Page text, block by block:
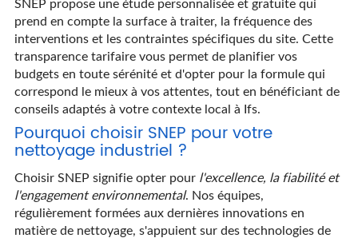
prend en compte la surface à traiter, la fréquence des
interventions et les contraintes spécifiques du site. Cette
transparence tarifaire vous permet de planifier vos
budgets en toute sérénité et d'opter pour la formule qui
correspond le mieux à vos attentes, tout en bénéficiant de
conseils adaptés à votre contexte local à Ifs.
Pourquoi choisir SNEP pour votre
nettoyage industriel ?
Choisir SNEP signifie opter pour l'excellence, la fiabilité et
l'engagement environnemental. Nos équipes,
régulièrement formées aux dernières innovations en
matière de nettoyage, s'appuient sur des technologies de